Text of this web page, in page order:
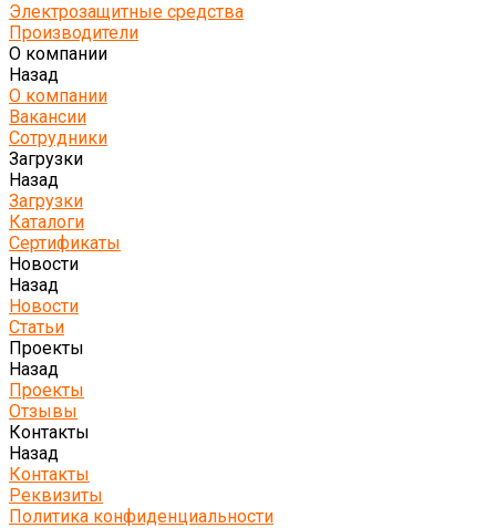
Электрозащитные средства
Производители
О компании
Назад
О компании
Вакансии
Сотрудники
Загрузки
Назад
Загрузки
Каталоги
Сертификаты
Новости
Назад
Новости
Статьи
Проекты
Назад
Проекты
Отзывы
Контакты
Назад
Контакты
Реквизиты
Политика конфиденциальности